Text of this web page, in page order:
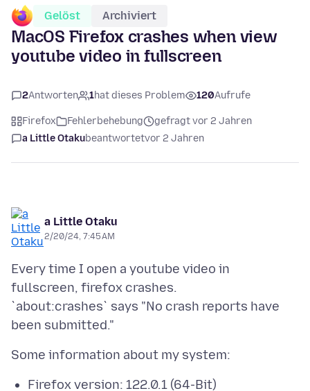
Gelöst Archiviert
MacOS Firefox crashes when view
youtube video in fullscreen
2Antworten 1hat dieses Problem 120Aufrufe
Firefox Fehlerbehebung
gefragt vor 2 Jahren
a Little Otakubeantwortetvor 2 Jahren
a Little Otaku
2/20/24, 7:45 AM
Every time I open a youtube video in
fullscreen, firefox crashes.
`about:crashes` says "No crash reports have
Firefox version: 122.0.1 (64-Bit)